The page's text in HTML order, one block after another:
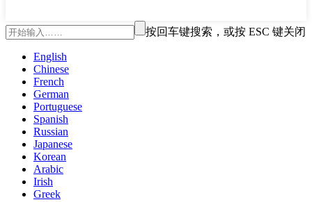
按回车键搜索，或按 ESC 键关闭
English
Chinese
French
German
Portuguese
Spanish
Russian
Japanese
Korean
Arabic
Irish
Greek